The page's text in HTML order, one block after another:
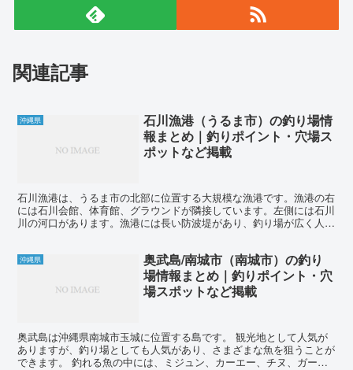
関連記事
沖縄県
石川漁港（うるま市）の釣り場情
報まとめ｜釣りポイント・穴場ス
ポットなど掲載
石川漁港は、うるま市の北部に位置する大規模な漁港です。漁港の右
には石川会館、体育館、グラウンドが隣接しています。左側には石川
川の河口があります。漁港には長い防波堤があり、釣り場が広く人気
沖縄県
奥武島/南城市（南城市）の釣り
場情報まとめ｜釣りポイント・穴
場スポットなど掲載
奥武島は沖縄県南城市玉城に位置する島です。 観光地として人気が
ありますが、釣り場としても人気があり、さまざまな魚を狙うことが
できます。 釣れる魚の中には、ミジュン、カーエー、チヌ、ガー